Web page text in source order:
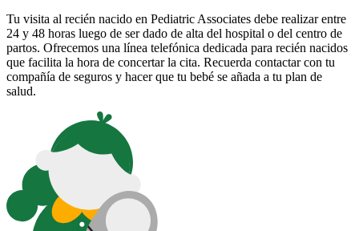
Tu visita al recién nacido en Pediatric Associates debe realizar entre
24 y 48 horas luego de ser dado de alta del hospital o del centro de
partos. Ofrecemos una línea telefónica dedicada para recién nacidos
que facilita la hora de concertar la cita. Recuerda contactar con tu
compañía de seguros y hacer que tu bebé se añada a tu plan de
salud.